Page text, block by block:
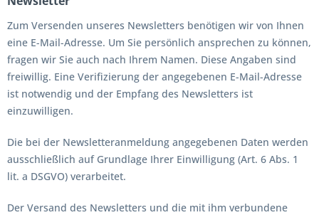
Zum Versenden unseres Newsletters benötigen wir von Ihnen
eine E-Mail-Adresse. Um Sie persönlich ansprechen zu können,
fragen wir Sie auch nach Ihrem Namen. Diese Angaben sind
freiwillig. Eine Verifizierung der angegebenen E-Mail-Adresse
ist notwendig und der Empfang des Newsletters ist
einzuwilligen.
Die bei der Newsletteranmeldung angegebenen Daten werden
ausschließlich auf Grundlage Ihrer Einwilligung (Art. 6 Abs. 1
lit. a DSGVO) verarbeitet.
Der Versand des Newsletters und die mit ihm verbundene